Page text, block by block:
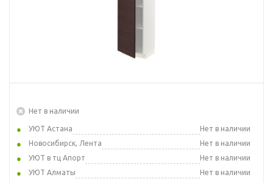
Нет в наличии
УЮТ Астана
Нет в наличии
Новосибирск, Лента
Нет в наличии
УЮТ в тц Апорт
Нет в наличии
УЮТ Алматы
Нет в наличии